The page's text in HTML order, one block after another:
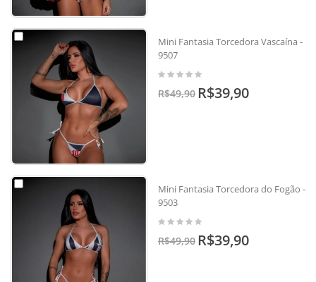
Mini Fantasia Torcedora Vascaína -
9507
R$49,90 R$39,90
Mini Fantasia Torcedora do Fogão -
9503
R$49,90 R$39,90